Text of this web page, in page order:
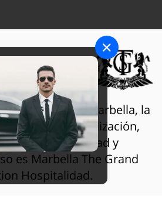
SELECTION
Sultan Club Marbella, la
trata de personalización,
la más alta calidad y
es Marbella The Grand
Hospitalidad.